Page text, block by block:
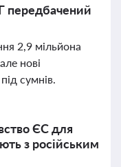
передбачений
2,9 мільйона
нові
сумнів.
ЄС для
з російським